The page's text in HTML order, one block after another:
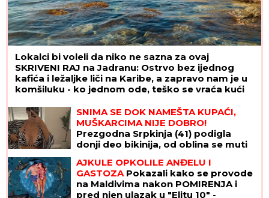
Lokalci bi voleli da niko ne sazna za ovaj
SKRIVENI RAJ na Jadranu: Ostrvo bez ijednog
kafića i ležaljke liči na Karibe, a zapravo nam je u
komšiluku - ko jednom ode, teško se vraća kući
SNIMA SE DOK NAMEŠTA KUPAĆI,
MUŠKARCIMA NIJE DOBRO!
Prezgodna Srpkinja (41) podigla
donji deo bikinija, od oblina se muti
(FOTO)
AJKULE OPKOLILE ANĐELU I
GASTOZAPokazali kako se provode
na Maldivima nakon POMIRENJA i
pred njen ulazak u "Elitu 10" -